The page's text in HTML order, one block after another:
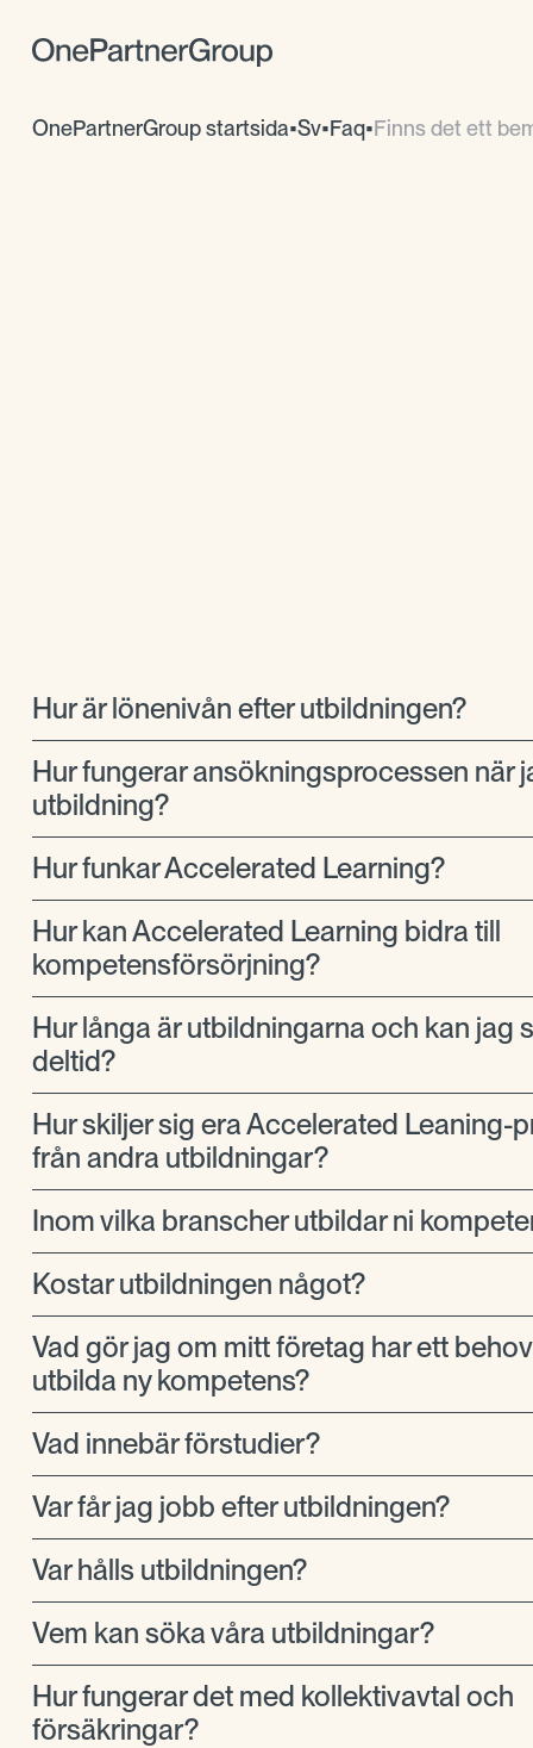
OnePartnerGroup startsida•Sv•Faq•Finns det ett
Hur är lönenivån efter utbildningen?
Hur fungerar ansökningsprocessen när
utbildning?
Hur funkar Accelerated Learning?
Hur kan Accelerated Learning bidra till
kompetensförsörjning?
Hur långa är utbildningarna och kan jag
deltid?
Hur skiljer sig era Accelerated Leaning-
från andra utbildningar?
Inom vilka branscher utbildar ni
Kostar utbildningen något?
Vad gör jag om mitt företag har ett
utbilda ny kompetens?
Vad innebär förstudier?
Var får jag jobb efter utbildningen?
Var hålls utbildningen?
Vem kan söka våra utbildningar?
Hur fungerar det med kollektivavtal och
försäkringar?